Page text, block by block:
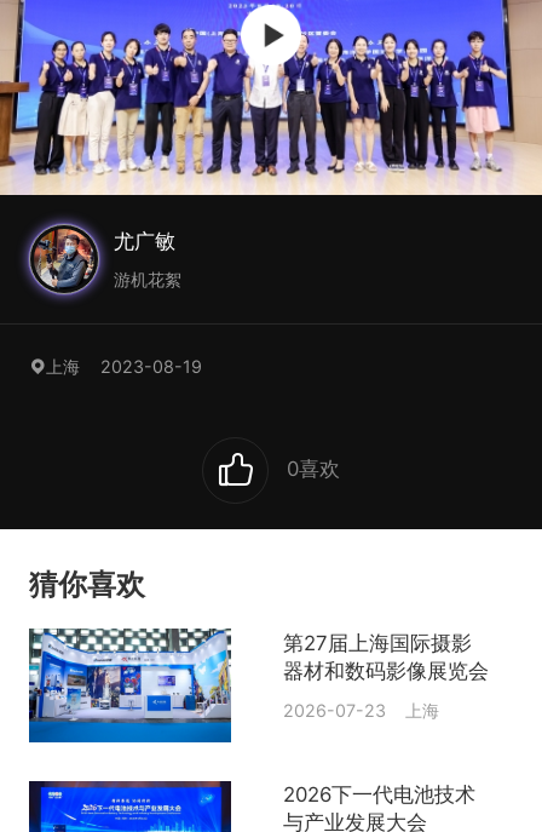
尤广敏
游机花絮
上海 2023-08-19
0喜欢
猜你喜欢
第27届上海国际摄影
器材和数码影像展览会
2026-07-23 上海
2026下一代电池技术
与产业发展大会